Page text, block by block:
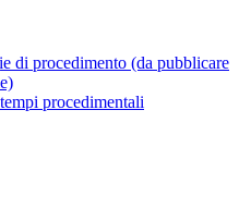
di procedimento (da pubblicare
procedimentali